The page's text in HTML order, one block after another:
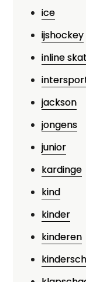
ice
ijshockey
inline
jackson
jongens
junior
kardinge
kind
kinder
kinderen